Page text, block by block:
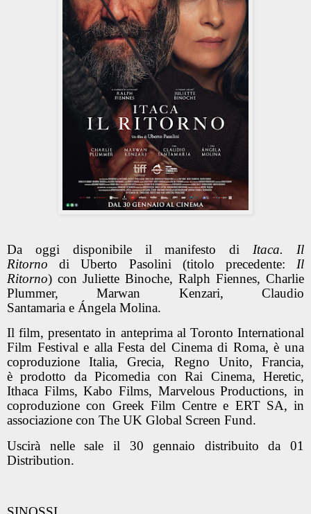
Da oggi disponibile il manifesto di Itaca. Il
Ritorno di Uberto Pasolini (titolo precedente: Il
Ritorno) con Juliette Binoche, Ralph Fiennes, Charlie
Plummer, Marwan Kenzari, Claudio
Santamaria e Ángela Molina.
Il film, presentato in anteprima al Toronto International
Film Festivale allaFesta del Cinema di Roma, è una
coproduzione Italia, Grecia, Regno Unito, Francia,
è prodotto da Picomediacon Rai Cinema, Heretic,
Ithaca Films, Kabo Films, Marvelous Productions, in
coproduzione con Greek Film Centree ERT SA, in
associazione con The UK Global Screen Fund.
Uscirà nelle sale il 30 gennaio distribuito da 01
Distribution.